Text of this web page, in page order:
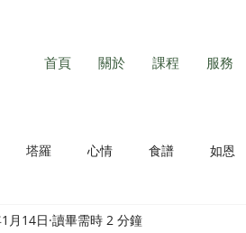
首頁 關於 課程 服務
塔羅 心情 食譜 如恩
月14日 讀畢需時 2 分鐘